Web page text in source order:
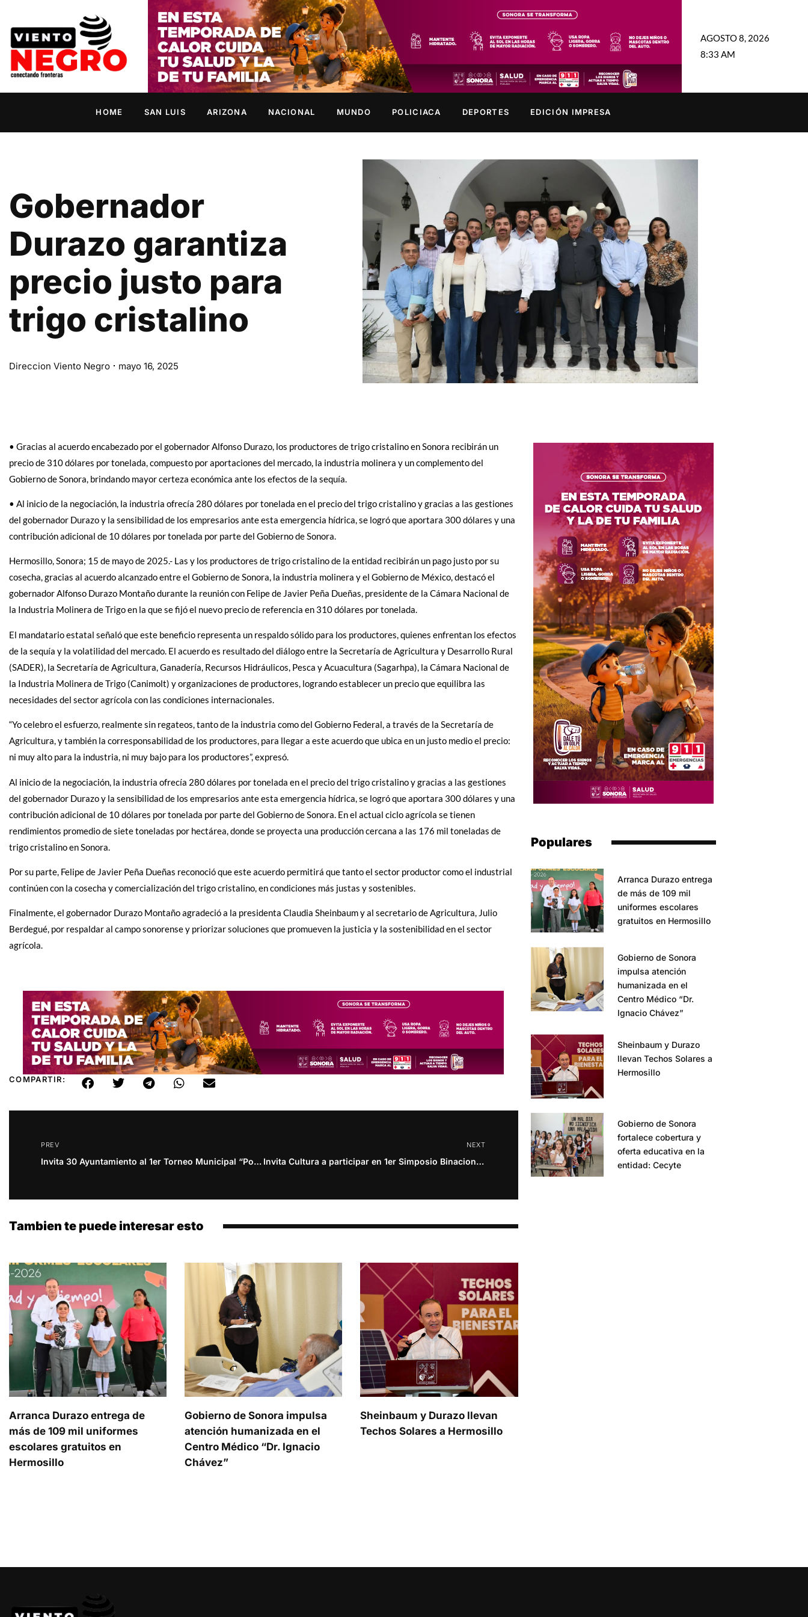
AGOSTO 8, 2026
8:33 AM
HOME SAN LUIS ARIZONA NACIONAL MUNDO POLICIACA DEPORTES EDICIÓN IMPRESA
Gobernador
Durazo garantiza
precio justo para
trigo cristalino
Direccion Viento Negro mayo 16, 2025
•⁠⁠ Gracias al acuerdo encabezado por el gobernador Alfonso Durazo, los productores de trigo cristalino en Sonora recibirán un
precio de 310 dólares por tonelada, compuesto por aportaciones del mercado, la industria molinera y un complemento del
Gobierno de Sonora, brindando mayor certeza económica ante los efectos de la sequía.
•⁠⁠ Al inicio de la negociación, la industria ofrecía 280 dólares por tonelada en el precio del trigo cristalino y gracias a las gestiones
del gobernador Durazo y la sensibilidad de los empresarios ante esta emergencia hídrica, se logró que aportara 300 dólares y una
contribución adicional de 10 dólares por tonelada por parte del Gobierno de Sonora.
Hermosillo, Sonora; 15 de mayo de 2025.- Las y los productores de trigo cristalino de la entidad recibirán un pago justo por su
cosecha, gracias al acuerdo alcanzado entre el Gobierno de Sonora, la industria molinera y el Gobierno de México, destacó el
gobernador Alfonso Durazo Montaño durante la reunión con Felipe de Javier Peña Dueñas, presidente de la Cámara Nacional de
la Industria Molinera de Trigo en la que se fijó el nuevo precio de referencia en 310 dólares por tonelada.
El mandatario estatal señaló que este beneficio representa un respaldo sólido para los productores, quienes enfrentan los efectos
de la sequía y la volatilidad del mercado. El acuerdo es resultado del diálogo entre la Secretaría de Agricultura y Desarrollo Rural
(SADER), la Secretaría de Agricultura, Ganadería, Recursos Hidráulicos, Pesca y Acuacultura (Sagarhpa), la Cámara Nacional de
la Industria Molinera de Trigo (Canimolt) y organizaciones de productores, logrando establecer un precio que equilibra las
necesidades del sector agrícola con las condiciones internacionales.
“Yo celebro el esfuerzo, realmente sin regateos, tanto de la industria como del Gobierno Federal, a través de la Secretaría de
Agricultura, y también la corresponsabilidad de los productores, para llegar a este acuerdo que ubica en un justo medio el precio:
ni muy alto para la industria, ni muy bajo para los productores”, expresó.
Al inicio de la negociación, la industria ofrecía 280 dólares por tonelada en el precio del trigo cristalino y gracias a las gestiones
del gobernador Durazo y la sensibilidad de los empresarios ante esta emergencia hídrica, se logró que aportara 300 dólares y una
contribución adicional de 10 dólares por tonelada por parte del Gobierno de Sonora. En el actual ciclo agrícola se tienen
rendimientos promedio de siete toneladas por hectárea, donde se proyecta una producción cercana a las 176 mil toneladas de
trigo cristalino en Sonora.
Por su parte, Felipe de Javier Peña Dueñas reconoció que este acuerdo permitirá que tanto el sector productor como el industrial
continúen con la cosecha y comercialización del trigo cristalino, en condiciones más justas y sostenibles.
Finalmente, el gobernador Durazo Montaño agradeció a la presidenta Claudia Sheinbaum y al secretario de Agricultura, Julio
Berdegué, por respaldar al campo sonorense y priorizar soluciones que promueven la justicia y la sostenibilidad en el sector
agrícola.
COMPARTIR:
PREV
Invita 30 Ayuntamiento al 1er Torneo Municipal “Por Amor al Deporte”
NEXT
Invita Cultura a participar en 1er Simposio Binacional de Identidad y Frontera
Tambien te puede interesar esto
Arranca Durazo entrega de
más de 109 mil uniformes
escolares gratuitos en
Hermosillo
Gobierno de Sonora impulsa
atención humanizada en el
Centro Médico “Dr. Ignacio
Chávez”
Sheinbaum y Durazo llevan
Techos Solares a Hermosillo
Populares
Arranca Durazo entrega
de más de 109 mil
uniformes escolares
gratuitos en Hermosillo
Gobierno de Sonora
impulsa atención
humanizada en el
Centro Médico “Dr.
Ignacio Chávez”
Sheinbaum y Durazo
llevan Techos Solares a
Hermosillo
Gobierno de Sonora
fortalece cobertura y
oferta educativa en la
entidad: Cecyte